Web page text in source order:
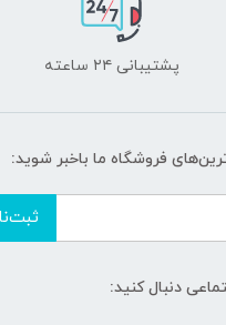
پشتیبانی ۲۴ ساعته
فروشگاه ما باخبر شوید:
دنبال کنید: